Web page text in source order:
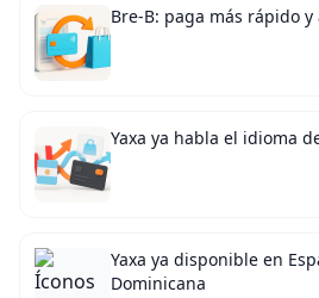
Bre-B: paga más rápido
Yaxa ya habla el idioma
Yaxa ya disponible en
Dominicana